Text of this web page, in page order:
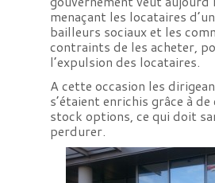
menaçant les locataires
bailleurs sociaux et les
contraints de les acheter,
l’expulsion des locataires.
A cette occasion les
s’étaient enrichis grâce à
stock options, ce qui doit
perdurer.